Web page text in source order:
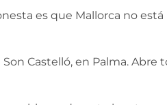
es que Mallorca no
Castelló, en Palma. Abre